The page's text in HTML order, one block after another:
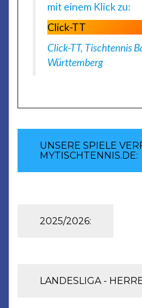
mit einem Klick zu:
Click-TT
Click-TT, Tischtennis
Württemberg
UNSERE SPIELE
MYTISCHTENNIS.DE:
2025/2026:
LANDESLIGA -